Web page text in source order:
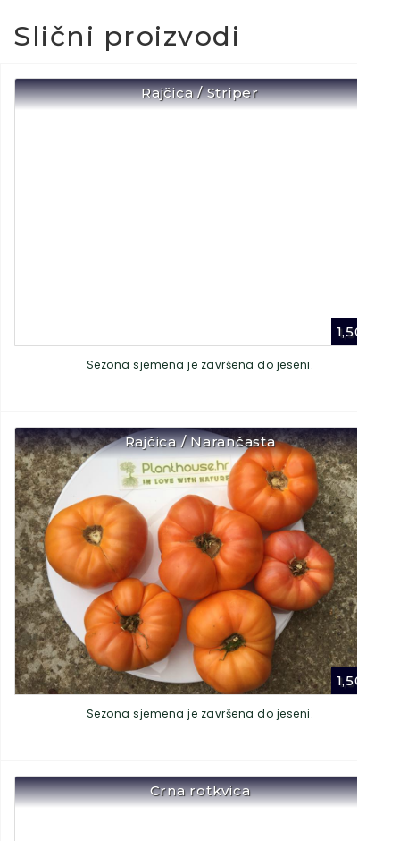
Slični proizvodi
Rajčica / Striper
1,50
Sezona sjemena je završena do jeseni.
Rajčica / Narančasta
1,50
Sezona sjemena je završena do jeseni.
Crna rotkvica